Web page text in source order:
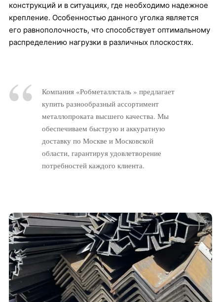
конструкций и в ситуациях, где необходимо надежное
крепление. Особенностью данного уголка является
его равнополочность, что способствует оптимальному
распределению нагрузки в различных плоскостях.
Компания «Робметаллсталь » предлагает
купить разнообразный ассортимент
металлопроката высшего качества. Мы
обеспечиваем быструю и аккуратную
доставку по Москве и Московской
области, гарантируя удовлетворение
потребностей каждого клиента.